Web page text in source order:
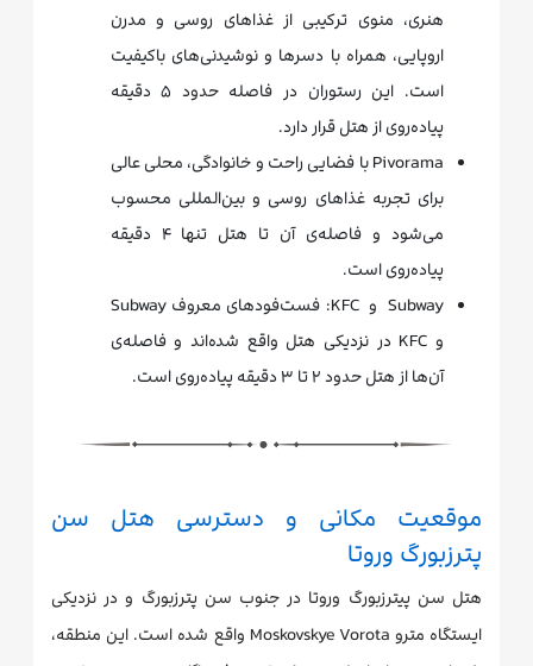
هنری، منوی ترکیبی از غذاهای روسی و مدرن
اروپایی، همراه با دسرها و نوشیدنی‌های باکیفیت
است. این رستوران در فاصله حدود ۵ دقیقه
پیاده‌روی از هتل قرار دارد.
Pivorama با فضایی راحت و خانوادگی، محلی عالی
برای تجربه غذاهای روسی و بین‌المللی محسوب
می‌شود و فاصله‌ی آن تا هتل تنها ۴ دقیقه
پیاده‌روی است.
Subway و KFC: فست‌فودهای معروف Subway
و KFC در نزدیکی هتل واقع شده‌اند و فاصله‌ی
آن‌ها از هتل حدود ۲ تا ۳ دقیقه پیاده‌روی است.
موقعیت مکانی و دسترسی هتل سن
پترزبورگ وروتا
هتل سن پیترزبورگ وروتا در جنوب سن پترزبورگ و در نزدیکی
ایستگاه مترو Moskovskye Vorota واقع شده است. این منطقه،